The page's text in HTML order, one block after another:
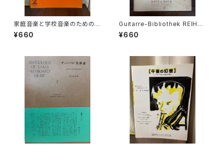
家庭音楽と学校音楽のための小
合奏 フィオリ・ムジカーリ2【著
者：野村満男】出版社：全音楽譜
¥660
Guitarre-Bibliothek REIHE
Ⅳ KAMMEMUSIK MIT GITA
RRE Nr.47 Nell dolce dell'o
g Friedrich Händel】出版社：
BOTE&BOCK BERLIN・WIES
BADEN 1958年
¥660